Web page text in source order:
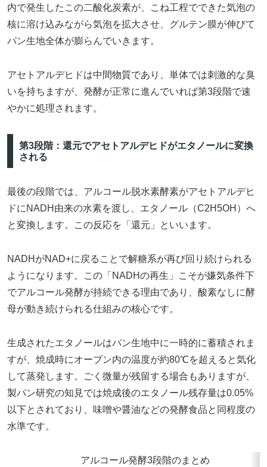
内で発生したこの二酸化炭素が、こね工程でできた気泡の
核に溶け込みながら気泡を拡大させ、グルテン膜が伸びて
パン生地全体が膨らんでいきます。
アセトアルデヒドは中間物質であり、単体では刺激的な臭
いを持ちますが、発酵が正常に進んでいれば第3段階で速
やかに処理されます。
第3段階：還元でアセトアルデヒドがエタノールに変換
される
最後の段階では、アルコール脱水素酵素がアセトアルデヒ
ドにNADH由来の水素を渡し、エタノール（C2H5OH）へ
と変換します。この反応を「還元」といいます。
NADHがNAD+に戻ることで解糖系が再び回り続けられる
ようになります。この「NADHの再生」こそが嫌気条件下
でアルコール発酵が持続できる理由であり、酸素なしに酵
母が動き続けられる仕組みの核心です。
生成されたエタノールはパン生地中に一時的に蓄積されま
すが、焼成時にオーブン内の温度が約80℃を超えると気化
して蒸発します。ごく微量が残留する場合もありますが、
製パン研究の知見では焼成後のエタノール残存量は0.05%
以下とされており、味噌や醤油などの発酵食品と同程度の
水準です。
アルコール発酵3段階のまとめ